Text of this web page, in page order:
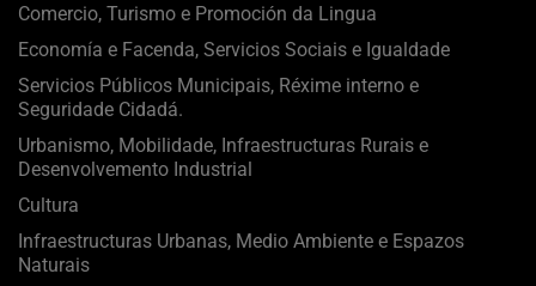
Comercio, Turismo e Promoción da Lingua
Economía e Facenda, Servicios Sociais e Igualdade
Servicios Públicos Municipais, Réxime interno e
Seguridade Cidadá.
Urbanismo, Mobilidade, Infraestructuras Rurais e
Desenvolvemento Industrial
Cultura
Infraestructuras Urbanas, Medio Ambiente e Espazos
Naturais